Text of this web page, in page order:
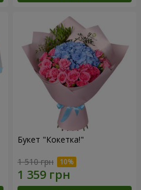
Букет "Кокетка!"
1 510 грн